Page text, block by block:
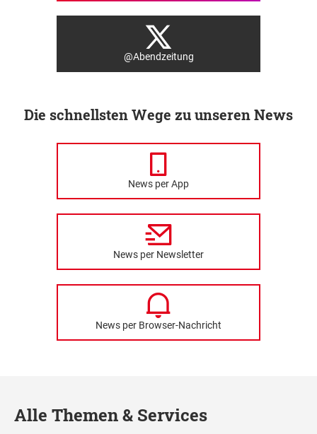
@Abendzeitung
Die schnellsten Wege zu unseren News
News per App
News per Newsletter
News per Browser-Nachricht
Alle Themen & Services